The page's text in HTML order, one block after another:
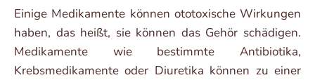
Einige Medikamente können ototoxische Wirkungen
haben, das heißt, sie können das Gehör schädigen.
Medikamente wie bestimmte Antibiotika,
Krebsmedikamente oder Diuretika können zu einer